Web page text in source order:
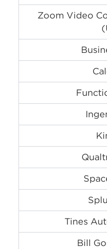
Zoom Video
Tines
Bill